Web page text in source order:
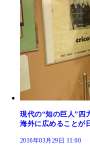
現代の“知の巨人”四
海外に広めることが
2016年03月29日 11:00